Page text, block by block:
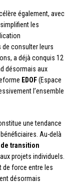
également, avec
les
de consulter leurs
a déjà conquis 12
désormais aux
EDOF(Espace
l’ensemble
une tendance
Au-delà
de transition
projets individuels.
de force entre les
désormais